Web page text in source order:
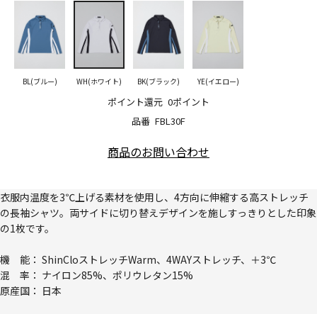
品番 FBL30F
ポイント還元 0ポイント
BL(ブルー) WH(ホワイト) BK(ブラック) YE(イエロー)
商品のお問い合わせ
衣服内温度を3℃上げる素材を使用し、4方向に伸縮する高ストレッチ
の長袖シャツ。両サイドに切り替えデザインを施しすっきりとした印象
の1枚です。
機 能： ShinCloストレッチWarm、4WAYストレッチ、＋3℃
混 率： ナイロン85%、ポリウレタン15%
原産国： 日本